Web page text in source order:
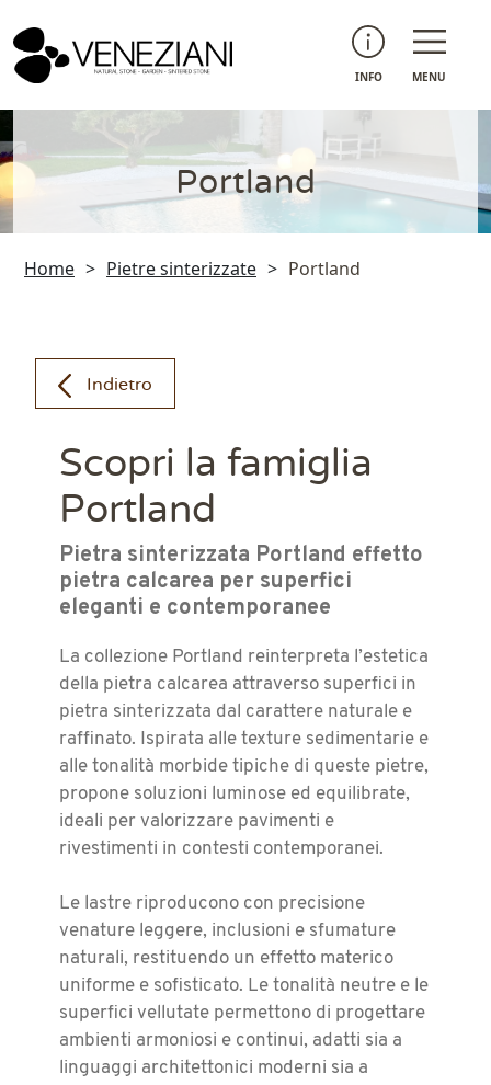
INFO MENU
Portland
Home > Pietre sinterizzate > Portland
Indietro
Scopri la famiglia
Portland
Pietra sinterizzata Portland effetto
pietra calcarea per superfici
eleganti e contemporanee
La collezione Portland reinterpreta l’estetica
della pietra calcarea attraverso superfici in
pietra sinterizzata dal carattere naturale e
raffinato. Ispirata alle texture sedimentarie e
alle tonalità morbide tipiche di queste pietre,
propone soluzioni luminose ed equilibrate,
ideali per valorizzare pavimenti e
rivestimenti in contesti contemporanei.
Le lastre riproducono con precisione
venature leggere, inclusioni e sfumature
naturali, restituendo un effetto materico
uniforme e sofisticato. Le tonalità neutre e le
superfici vellutate permettono di progettare
ambienti armoniosi e continui, adatti sia a
linguaggi architettonici moderni sia a